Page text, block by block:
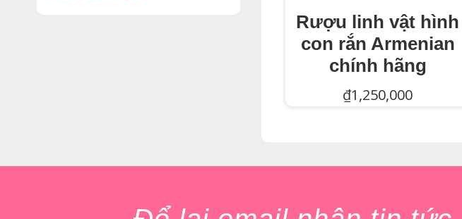
Rượu linh vật hình
con rắn Armenian
chính hãng
₫1,250,000